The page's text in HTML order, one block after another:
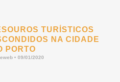
TURÍSTICOS
NA CIDADE
PORTO
09/01/2020